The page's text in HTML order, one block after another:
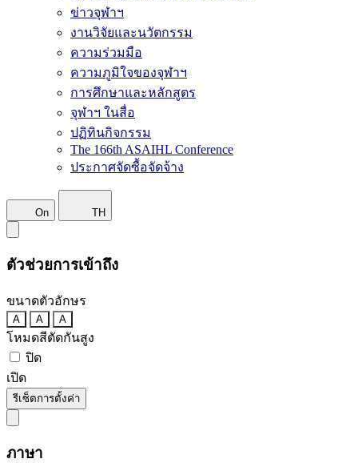
ข่าวจุฬาฯ
งานวิจัยและนวัตกรรม
ความร่วมมือ
ความภูมิใจของจุฬาฯ
การศึกษาและหลักสูตร
จุฬาฯ ในสื่อ
ปฏิทินกิจกรรม
The 166th ASAIHL Conference
ประกาศจัดซื้อจัดจ้าง
On TH
ตัวช่วยการเข้าถึง
ขนาดตัวอักษร
A A A
โหมดสีตัดกันสูง
ปิด
เปิด
รีเซ็ตการตั้งค่า
ภาษา